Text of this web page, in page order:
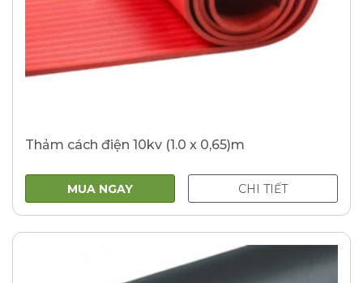
Thảm cách điện 10kv (1.0 x 0,65)m
MUA NGAY CHI TIẾT